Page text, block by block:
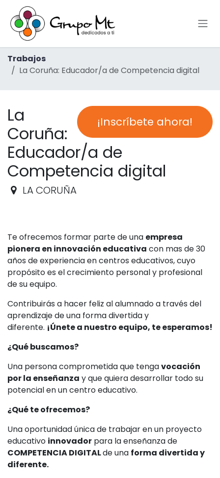
Ir al contenido
Trabajos
La Coruña: Educador/a de Competencia digital
¡Inscríbete ahora!
La
Coruña:
Educador/a de
Competencia digital
LA CORUÑA
Te ofrecemos formar parte de una empresa
pionera en innovación educativa con mas de 30
años de experiencia en centros educativos, cuyo
propósito es el crecimiento personal y profesional
de su equipo.
Contribuirás a hacer feliz al alumnado a través del
aprendizaje de una forma divertida y
diferente. ¡Únete a nuestro equipo, te esperamos!
¿Qué buscamos?
Una persona comprometida que tengavocación
por la enseñanza y que quiera desarrollar todo su
potencial en un centro educativo.
¿Qué te ofrecemos?
Una oportunidad única de trabajar en un proyecto
educativo innovador para la enseñanza de
COMPETENCIA DIGITALde una forma divertida y
diferente.